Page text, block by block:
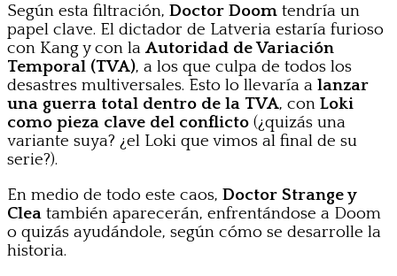
Según esta filtración, Doctor Doom tendría un
papel clave. El dictador de Latveria estaría furioso
con Kang y con la Autoridad de Variación
Temporal (TVA), a los que culpa de todos los
desastres multiversales. Esto lo llevaría a lanzar
una guerra total dentro de la TVA, con Loki
como pieza clave del conflicto (¿quizás una
variante suya? ¿el Loki que vimos al final de su
serie?).
En medio de todo este caos, Doctor Strange y
Clea también aparecerán, enfrentándose a Doom
o quizás ayudándole, según cómo se desarrolle la
historia.